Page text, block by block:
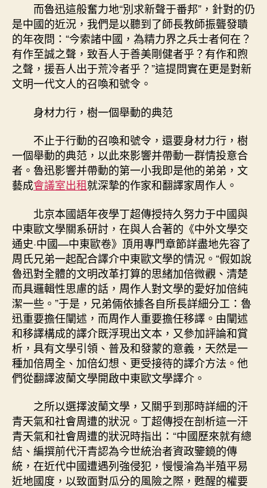
而魯迅這般奮力地“別求新聲于番邦”，針對的仍
是中國的近況，我們是以聽到了師長教師振聾發聵
的年夜問：“今索諸中國，為精力界之兵士者何在？
有作至誠之聲，致吾人于善美剛健者乎？有作和煦
之聲，援吾人出于荒冷者乎？”這提問實在更是對新
文明一代文人的召喚和號令。
身材力行，樹一個舉動的典范
不止于行動的召喚和號令，還要身材力行，樹
一個舉動的典范，以此來影響并帶動一群情投意合
者。魯迅影響并帶動的第一小我即是他的弟弟，文
藝成會議室出租就深摯的作家和翻譯家周作人。
北京本國語年夜學丁超傳授持久努力于中國與
中東歐文學關系研討，在與人合著的《中外文學交
通史·中國—中東歐卷》頂用專門章節詳盡地先容了
周氏兄弟一起配合譯介中東歐文學的情況。“假如說
魯迅對全體的文明改革打算的思緒加倍微觀、清楚
而具邏輯性思慮的話，周作人對文學的愛好加倍純
潔一些。”于是，兄弟倆依據各自所長詳細分工：魯
迅重要擔任闡述，而周作人重要擔任移譯。由闡述
和移譯構成的譯介既浮現出文本，又參加評論和賞
析，具有文學引領、普及和發蒙的意義，天然是一
種加倍周全、加倍幻想、更受接待的譯介方法。他
們從翻譯波蘭文學開啟中東歐文學譯介。
之所以選擇波蘭文學，又關乎到那時詳細的汗
青天氣和社會周遭的狀況。丁超傳授在剖析這一汗
青天氣和社會周遭的狀況時指出：“中國歷來就有總
結、編撰前代汗青認為今世統治者資政鑒鏡的傳
統，在近代中國遭遇列強侵犯，慢慢淪為半殖平易
近地國度，以致面對瓜分的風險之際，甦醒的權要